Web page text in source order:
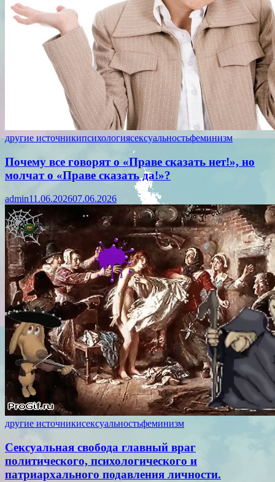
другие источникипсихологиясексуальностьфеминизм
Почему все говорят о «Праве сказать нет!», но
молчат о «Праве сказать да!»?
admin11.06.202607.06.2026
другие источникисексуальностьфеминизм
Сексуальная свобода главный враг
политического, психологического и
патриархального подавления личности.